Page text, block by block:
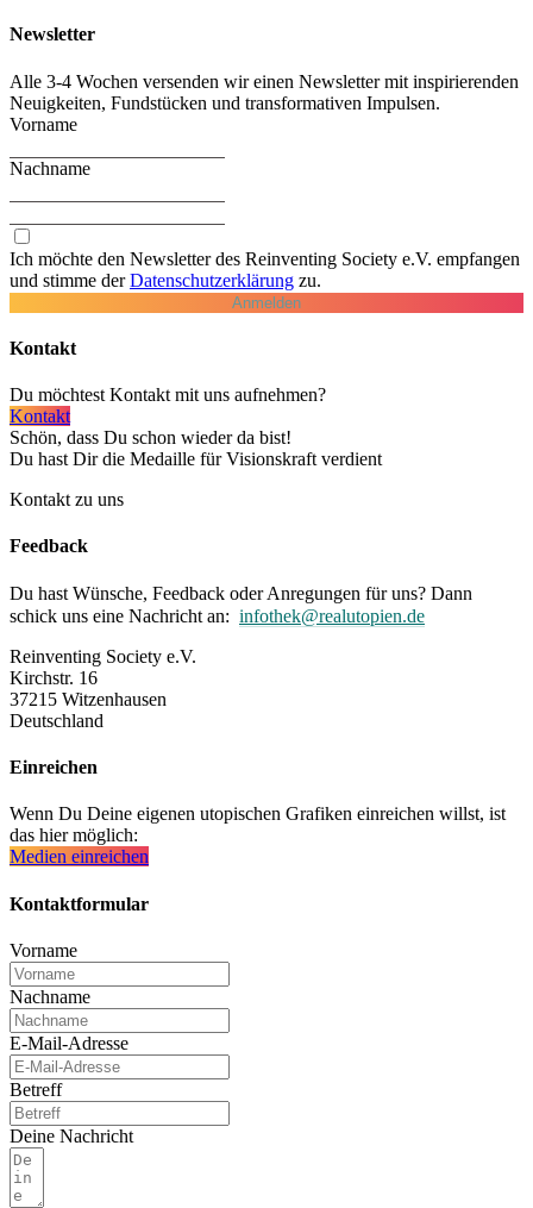
Newsletter
Alle 3-4 Wochen versenden wir einen Newsletter mit inspirierenden
Neuigkeiten, Fundstücken und transformativen Impulsen.
Vorname
Nachname
Ich möchte den Newsletter des Reinventing Society e.V. empfangen
und stimme derDaten­schutz­erklärung zu.
Anmelden
Kontakt
Du möchtest Kontakt mit uns aufnehmen?
Kontakt
Schön, dass Du schon wieder da bist!
Du hast Dir die Medaille für Visionskraft verdient
Kontakt zu uns
Feedback
Du hast Wünsche, Feedback oder Anregungen für uns? Dann
schick uns eine Nachricht an: infothek@realutopien.de
Reinventing Society e.V.
Kirchstr. 16
37215 Witzenhausen
Deutschland
Einreichen
Wenn Du Deine eigenen utopischen Grafiken einreichen willst, ist
das hier möglich:
Medien einreichen
Kontaktformular
Vorname
Nachname
E-Mail-Adresse
Betreff
Deine Nachricht